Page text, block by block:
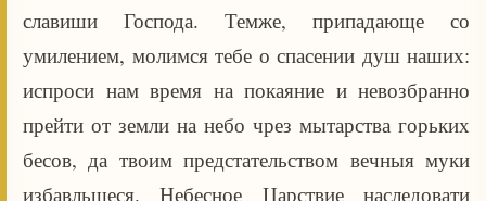
славиши Господа. Темже, припадающе со
умилением, молимся тебе о спасении душ наших:
испроси нам время на покаяние и невозбранно
прейти от земли на небо чрез мытарства горьких
бесов, да твоим предстательством вечныя муки
избавльшеся. Небесное Царствие наследовати